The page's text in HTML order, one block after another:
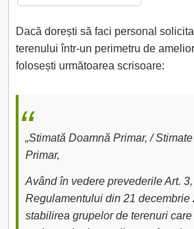
Dacă dorești să faci personal
terenului într-un perimetru de
folosești următoarea scrisoare:
„Stimată Doamnă Primar, /
Primar,
Având în vedere prevederile Art.
Regulamentului din 21 decembrie
stabilirea grupelor de terenuri